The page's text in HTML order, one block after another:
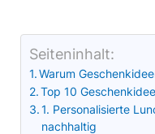
Seiteninhalt:
Warum
Top 10
1. Personalisierte
nachhaltig